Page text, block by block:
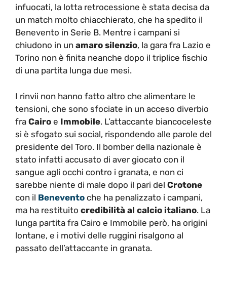
infuocati, la lotta retrocessione è stata decisa da
un match molto chiacchierato, che ha spedito il
Benevento in Serie B. Mentre i campani si
chiudono in un amaro silenzio, la gara fra Lazio e
Torino non è finita neanche dopo il triplice fischio
di una partita lunga due mesi.
I rinvii non hanno fatto altro che alimentare le
tensioni, che sono sfociate in un acceso diverbio
fra Cairo e Immobile. L’attaccante biancoceleste
si è sfogato sui social, rispondendo alle parole del
presidente del Toro. Il bomber della nazionale è
stato infatti accusato di aver giocato con il
sangue agli occhi contro i granata, e non ci
sarebbe niente di male dopo il pari del Crotone
con il Benevento che ha penalizzato i campani,
ma ha restituito credibilità al calcio italiano. La
lunga partita fra Cairo e Immobile però, ha origini
lontane, e i motivi delle ruggini risalgono al
passato dell’attaccante in granata.